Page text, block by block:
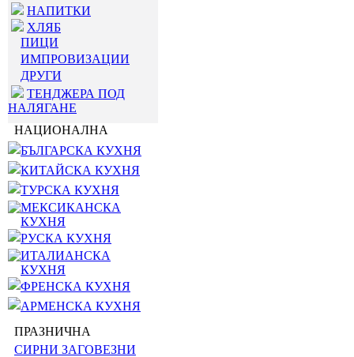
НАПИТКИ
ХЛЯБ
ПИЦИ
ИМПРОВИЗАЦИИ
ДРУГИ
ТЕНДЖЕРА ПОД
НАЛЯГАНЕ
НАЦИОНАЛНА
БЪЛГАРСКА КУХНЯ
КИТАЙСКА КУХНЯ
ТУРСКА КУХНЯ
МЕКСИКАНСКА
КУХНЯ
РУСКА КУХНЯ
ИТАЛИАНСКА
КУХНЯ
ФРЕНСКА КУХНЯ
АРМЕНСКА КУХНЯ
ПРАЗНИЧНА
СИРНИ ЗАГОВЕЗНИ